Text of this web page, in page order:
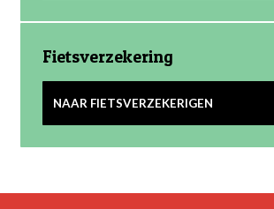
Fietsverzekering
NAAR FIETSVERZEKERIGEN